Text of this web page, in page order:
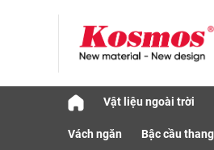
Vật liệu ngoài trời
Vách ngăn Bậc cầu thang